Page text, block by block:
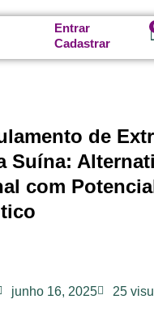
Entrar
Cadastrar
de
Suína:
com
junho 16, 2025 25